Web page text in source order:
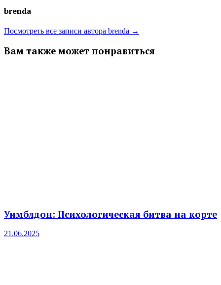
brenda
Посмотреть все записи автора brenda →
Вам также может понравиться
Уимблдон: Психологическая битва на корте
21.06.2025